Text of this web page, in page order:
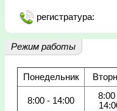
регистратура:
Режим работы
Понедельник
8:00 - 14:00
8:00